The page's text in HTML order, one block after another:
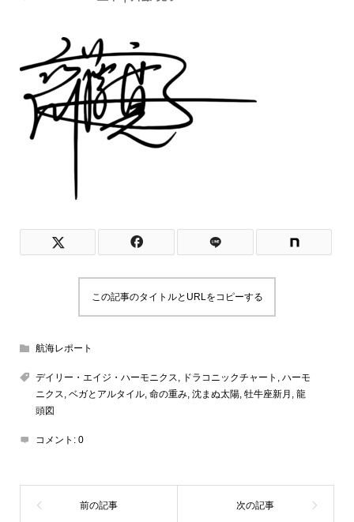
この記事のタイトルとURLをコピーする
航海レポート
デイリー・エイジ・ハーモニクス, ドラコニックチャート , ハーモ
ニクス, ベガとアルタイル, 命の重み, 沈まぬ太陽, 牡牛座新月 , 龍
頭図
コメント: 0